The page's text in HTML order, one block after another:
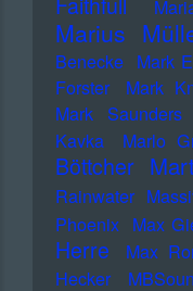
Marius
Benecke Mark
Forster
Mark
Mark Saunders
Kavka
Marlo
Böttcher
Rainwater
Phoenix Max
Herre
Max
Hecker